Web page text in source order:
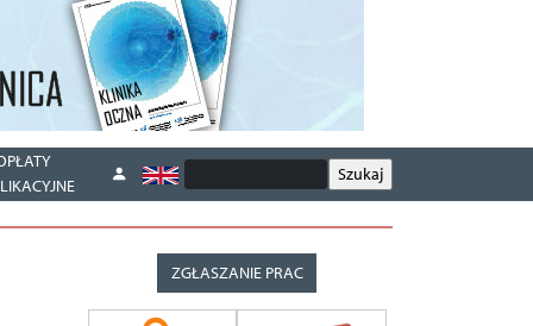
ZGŁASZANIE PRAC